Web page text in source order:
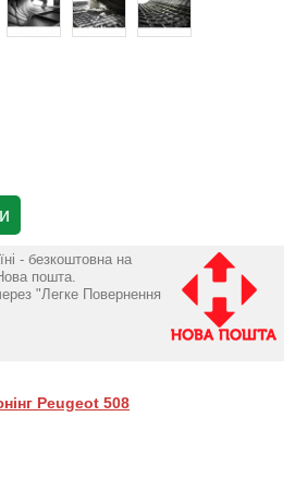
- безкоштовна на
пошта.
"Легке Повернення
Peugeot 508